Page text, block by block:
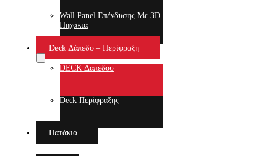
Wall Panel Επένδυσης Με 3D
Πηχάκια
Deck Δάπεδο – Περίφραξη
DECK Δαπέδου
Deck Περίφραξης
Πατάκια